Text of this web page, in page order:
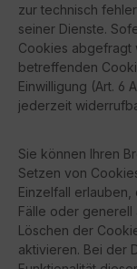
zur technisch
seiner Dienste.
Cookies abgefragt
betreffenden
Einwilligung (Art. 6
jederzeit
Sie können Ihren
Setzen von
Einzelfall
Fälle oder generell
Löschen der
aktivieren. Bei der